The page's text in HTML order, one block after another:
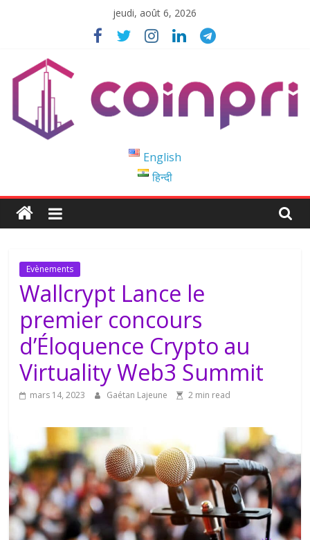
jeudi, août 6, 2026
Blockchain
Easy
to
English
हिन्दी
Evènements
Wallcrypt Lance le
premier concours
d’Éloquence Crypto au
Virtuality Web3 Summit
mars 14, 2023 Gaétan Lajeune 2 min read